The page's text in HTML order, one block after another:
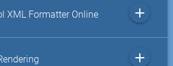
XML Formatter Online add
add